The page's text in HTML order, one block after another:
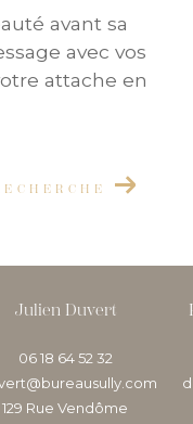
avant sa
avec vos
attache en
Julien Duvert
06 18 64 52 32
129 Rue Vendôme